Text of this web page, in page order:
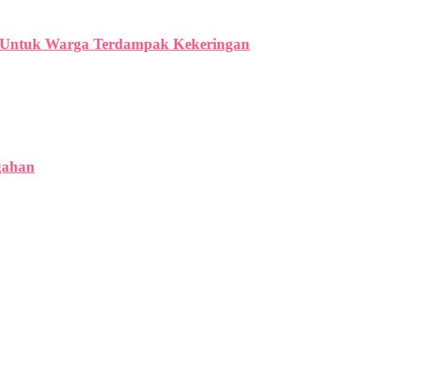
Warga Terdampak Kekeringan